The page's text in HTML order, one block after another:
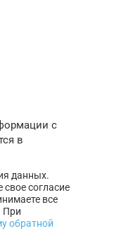
с
в
данных.
согласие
все
При
обратной